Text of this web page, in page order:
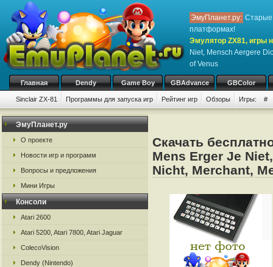
ЭмуПланет.ру: Старые
платформах!
Эмулятор ZX81, игры
Niet, Mensch Aergere
of Venus
Главная Dendy Game Boy GBAdvance GBColor
Sinclair ZX-81 Программы для запуска игр Рейтинг игр Обзоры Игры: #
ЭмуПланет.ру
О проекте
Новости игр и программ
Вопросы и предложения
Мини Игры
Консоли
Atari 2600
Atari 5200, Atari 7800, Atari Jaguar
ColecoVision
Dendy (Nintendo)
Скачать
Mens Erger Je
Nicht, Merchant,